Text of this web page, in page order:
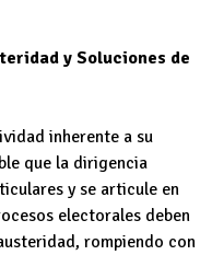
y Soluciones de
inherente a su
que la dirigencia
y se articule en
electorales deben
rompiendo con